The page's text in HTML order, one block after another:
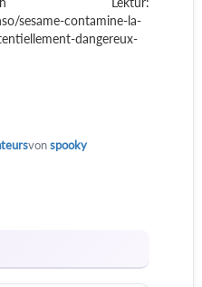
sesame-contamine-la-
dangereux-
vonspooky